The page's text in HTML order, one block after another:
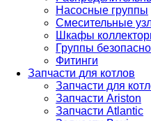
Насосные группы
Смесительные
Шкафы
Группы
Фитинги
Запчасти для котлов
Запчасти для
Запчасти Ariston
Запчасти Atlantic